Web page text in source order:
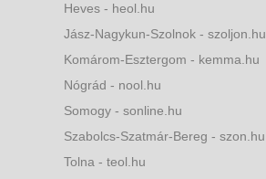
Heves - heol.hu
Jász-Nagykun-Szolnok - szoljon.hu
Komárom-Esztergom - kemma.hu
Nógrád - nool.hu
Somogy - sonline.hu
Szabolcs-Szatmár-Bereg - szon.hu
Tolna - teol.hu